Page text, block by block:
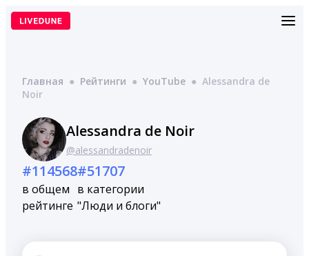
Перейти
Главная ● Рейтинги ● YouTube ● Alessandra de
Noir
Alessandra de Noir
@alessandradenoir
#114568
в общем
рейтинге
#51707
в категории
"Люди и блоги"